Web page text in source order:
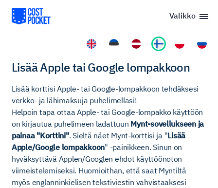
Valikko
Lisää Apple tai Google lompakkoon
Lisää korttisi Apple- tai Google-lompakkoon tehdäksesi
verkko- ja lähimaksuja puhelimellasi!
Helpoin tapa ottaa Apple- tai Google-lompakko käyttöön
on kirjautua puhelimeen ladattuun Mynt-sovellukseen ja
painaa "Korttini". Sieltä näet Mynt-korttisi ja "Lisää
Apple/Google lompakkoon" -painikkeen. Sinun on
hyväksyttävä Applen/Googlen ehdot käyttöönoton
viimeistelemiseksi. Huomioithan, että saat Myntiltä
myös englanninkielisen tekstiviestin vahvistaaksesi